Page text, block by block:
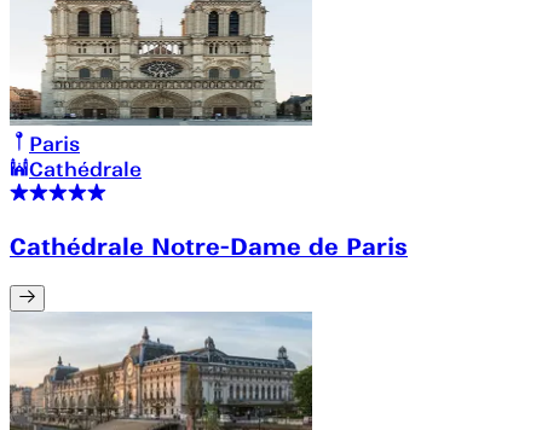
Paris
Cathédrale
Cathédrale Notre-Dame de Paris